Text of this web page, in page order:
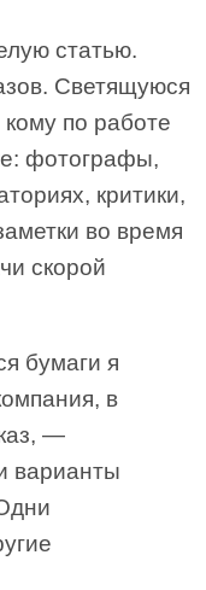
статью.
Светящуюся
кому по работе
фотографы,
критики,
во время
скорой
бумаги я
в
—
варианты